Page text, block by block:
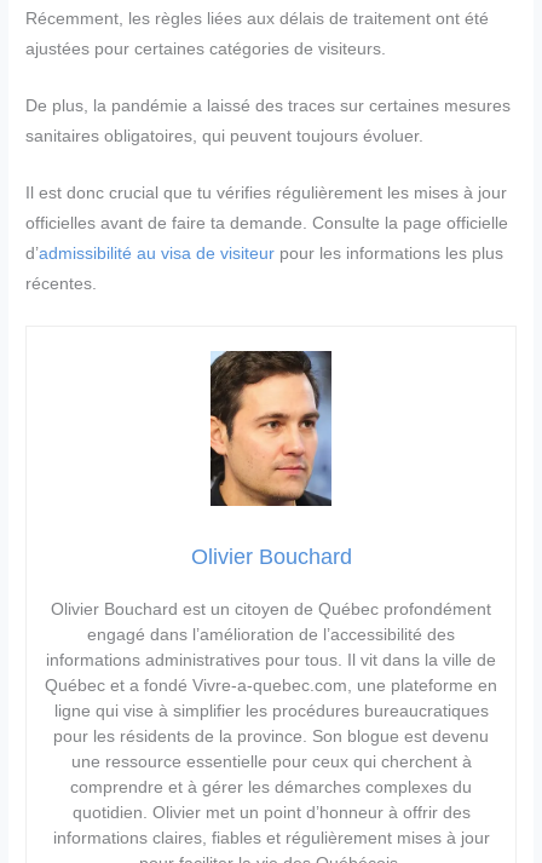
Récemment, les règles liées aux délais de traitement ont été
ajustées pour certaines catégories de visiteurs.
De plus, la pandémie a laissé des traces sur certaines mesures
sanitaires obligatoires, qui peuvent toujours évoluer.
Il est donc crucial que tu vérifies régulièrement les mises à jour
officielles avant de faire ta demande. Consulte la page officielle
d’admissibilité au visa de visiteur pour les informations les plus
récentes.
Olivier Bouchard
Olivier Bouchard est un citoyen de Québec profondément
engagé dans l’amélioration de l’accessibilité des
informations administratives pour tous. Il vit dans la ville de
Québec et a fondé Vivre-a-quebec.com, une plateforme en
ligne qui vise à simplifier les procédures bureaucratiques
pour les résidents de la province. Son blogue est devenu
une ressource essentielle pour ceux qui cherchent à
comprendre et à gérer les démarches complexes du
quotidien. Olivier met un point d’honneur à offrir des
informations claires, fiables et régulièrement mises à jour